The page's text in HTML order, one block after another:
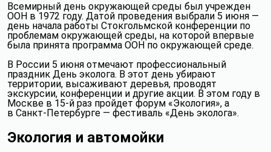
Всемирный день окружающей среды был учрежден
ООН в 1972 году. Датой проведения выбрали 5 июня —
день начала работы Стокгольмской конференции по
проблемам окружающей среды, на которой впервые
была принята программа ООН по окружающей среде.
В России 5 июня отмечают профессиональный
праздник День эколога. В этот день убирают
территории, высаживают деревья, проводят
экскурсии, конференции и другие акции. В этом году в
Москве в 15‑й раз пройдет форум «Экология», а
в Санкт-Петербурге — фестиваль «День эколога».
Экология и автомойки